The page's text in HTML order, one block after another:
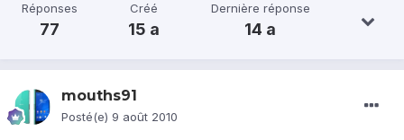
Réponses
77
Créé
15 a
Dernière réponse
14 a
mouths91
Posté(e) 9 août 2010